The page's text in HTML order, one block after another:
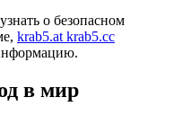
о безопасном
krab5.at krab5.cc
в мир